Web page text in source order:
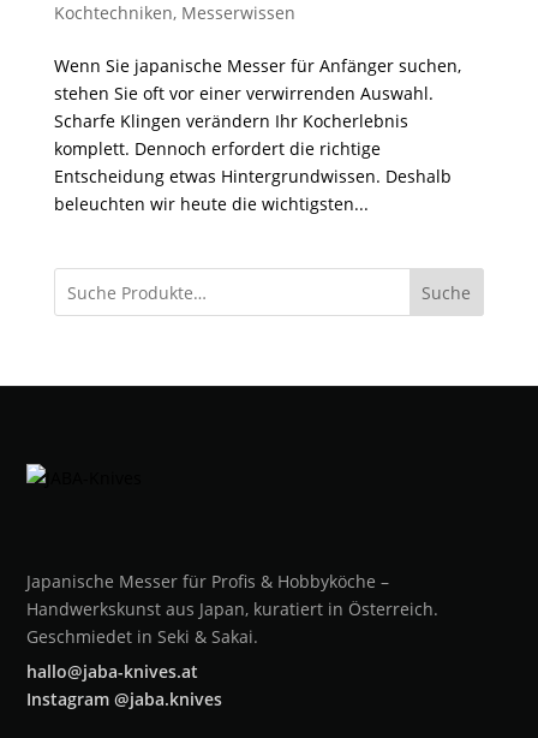
Kochtechniken, Messerwissen
Wenn Sie japanische Messer für Anfänger suchen,
stehen Sie oft vor einer verwirrenden Auswahl.
Scharfe Klingen verändern Ihr Kocherlebnis
komplett. Dennoch erfordert die richtige
Entscheidung etwas Hintergrundwissen. Deshalb
beleuchten wir heute die wichtigsten...
Suche
Japanische Messer für Profis & Hobbyköche –
Handwerkskunst aus Japan, kuratiert in Österreich.
Geschmiedet in Seki & Sakai.
hallo@jaba-knives.at
Instagram @jaba.knives